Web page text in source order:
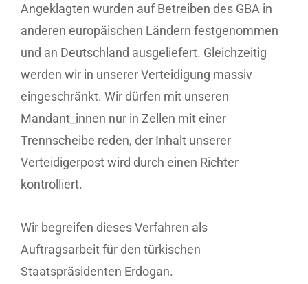
Angeklagten wurden auf Betreiben des GBA in
anderen europäischen Ländern festgenommen
und an Deutschland ausgeliefert. Gleichzeitig
werden wir in unserer Verteidigung massiv
eingeschränkt. Wir dürfen mit unseren
Mandant_innen nur in Zellen mit einer
Trennscheibe reden, der Inhalt unserer
Verteidigerpost wird durch einen Richter
kontrolliert.
Wir begreifen dieses Verfahren als
Auftragsarbeit für den türkischen
Staatspräsidenten Erdogan.